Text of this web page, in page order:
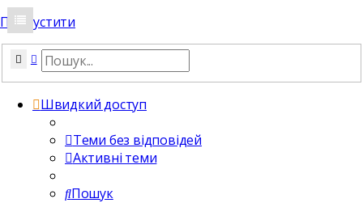
Пропустити
Пошук
Розширений пошук
Швидкий доступ
Теми без відповідей
Активні теми
Пошук